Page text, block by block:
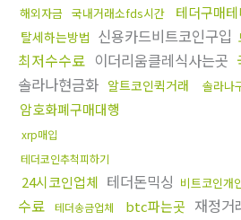
해외자금 국내거래소fds시간 테더구매
탈세하는방법 신용카드비트코인구입
최저수수료 이더리움클레식사는곳
솔라나현금화 알트코인퀵거래 솔라나
암호화폐구매대행
xrp매입
테더코인추척피하기
24시코인업체 테더돈믹싱 비트코인개
수료
테더송금업체 btc파는곳 재정거